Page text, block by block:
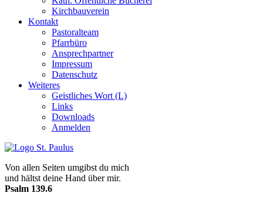
Kirchbauverein
Kontakt
Pastoralteam
Pfarrbüro
Ansprechpartner
Impressum
Datenschutz
Weiteres
Geistliches Wort (L)
Links
Downloads
Anmelden
Von allen Seiten umgibst du mich
und hältst deine Hand über mir.
Psalm 139.6